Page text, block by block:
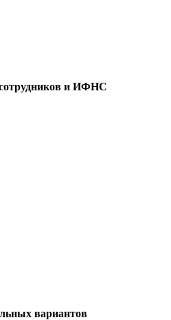
сотрудников и ИФНС
вариантов